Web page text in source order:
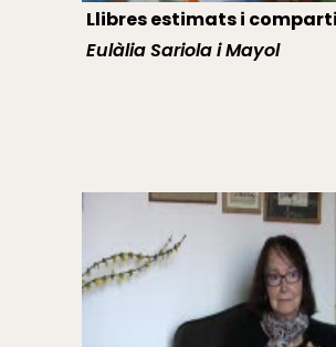
Llibres estimats i
Eulàlia Sariola i Mayol